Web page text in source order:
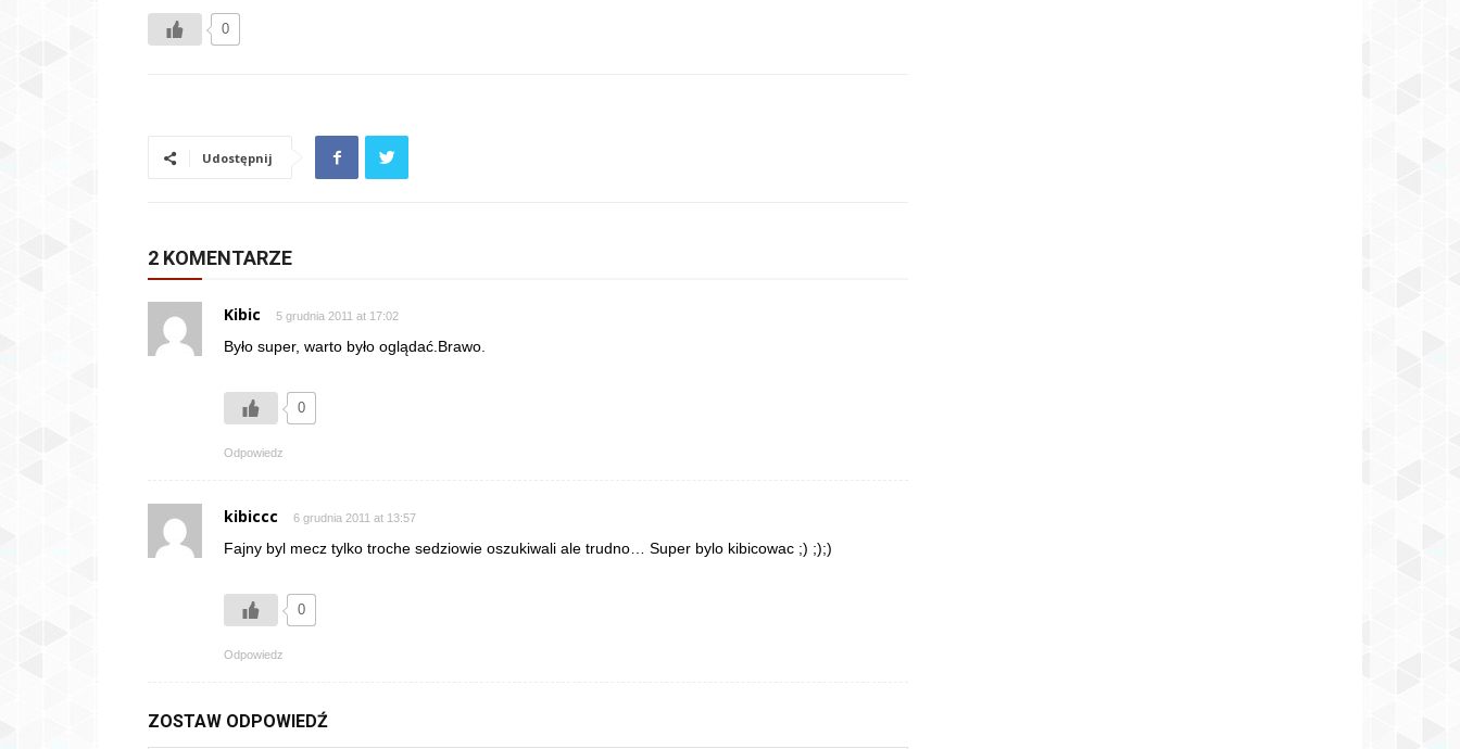
0
Udostępnij
2 KOMENTARZE
Kibic 5 grudnia 2011 at 17:02
Było super, warto było oglądać.Brawo.
0
Odpowiedz
kibiccc 6 grudnia 2011 at 13:57
Fajny byl mecz tylko troche sedziowie oszukiwali ale trudno… Super bylo kibicowac ;) ;);)
0
Odpowiedz
ZOSTAW ODPOWIEDŹ